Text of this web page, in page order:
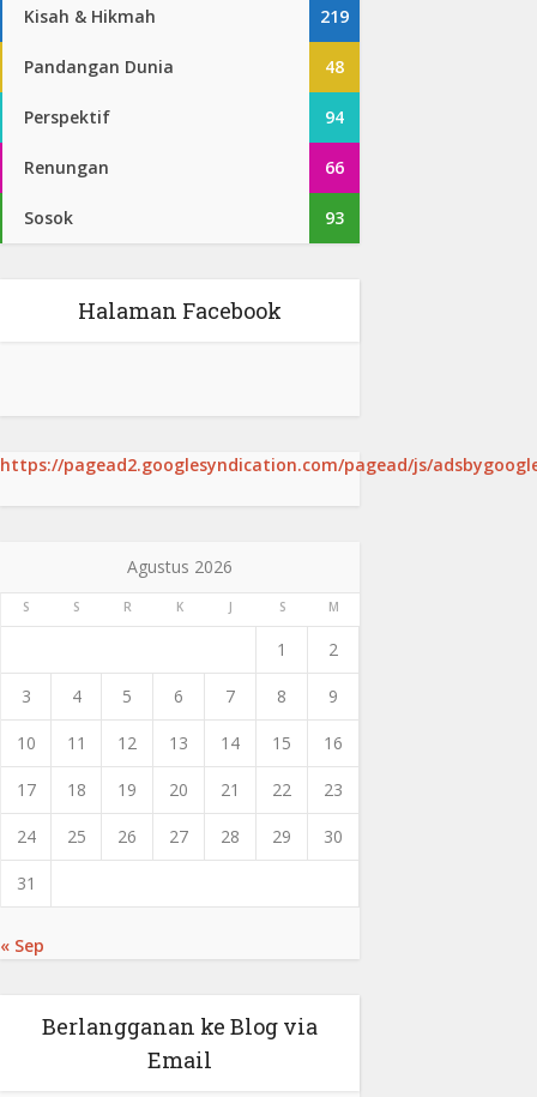
Kisah & Hikmah 219
Pandangan Dunia 48
Perspektif 94
Renungan 66
Sosok 93
Halaman Facebook
https://pagead2.googlesyndication.com/pagead/js/
Agustus 2026
S S R K J S M
1 2
3 4 5 6 7 8 9
10 11 12 13 14 15 16
17 18 19 20 21 22 23
24 25 26 27 28 29 30
31
« Sep
Berlangganan ke Blog via
Email